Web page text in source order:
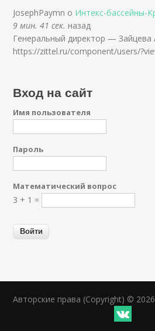
JosephPaymn о Интекс-бассейны-
9 мин. 41 сек. назад
Генеральный директор — Зайцева
https://zittel.ru/component/users/
Вход на сайт
Имя пользователя
Пароль
Математический вопрос
3 + 1 =
Авторские права (Copyright) ©